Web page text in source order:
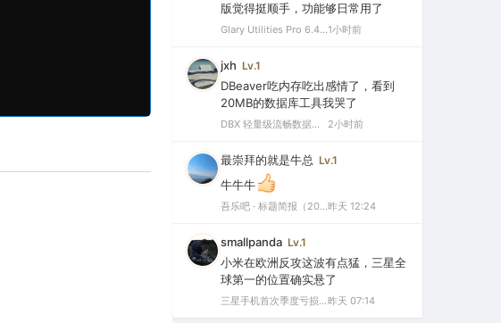
版觉得挺顺手，功能够日常用了
Glary Utilities Pro 6.44.0.48 简体中文绿色破解版（系统维护军刀）1小时前
jxh Lv.1
DBeaver吃内存吃出感情了，看到
20MB的数据库工具我哭了
DBX 轻量级流畅数据库工具 v0.5.71 最新版（20MB 驾驭 60+ 数据库，内置 AI 助手，Navicat、DBeaver最佳替代品） 2小时前
最崇拜的就是牛总 Lv.1
牛牛牛
吾乐吧 · 标题简报（2026-08-08）昨天 12:24
smallpanda Lv.1
小米在欧洲反攻这波有点猛，三星全
球第一的位置确实悬了
三星手机首次季度亏损，中国市场仅剩0.1%份额背后的三大败因昨天 07:14